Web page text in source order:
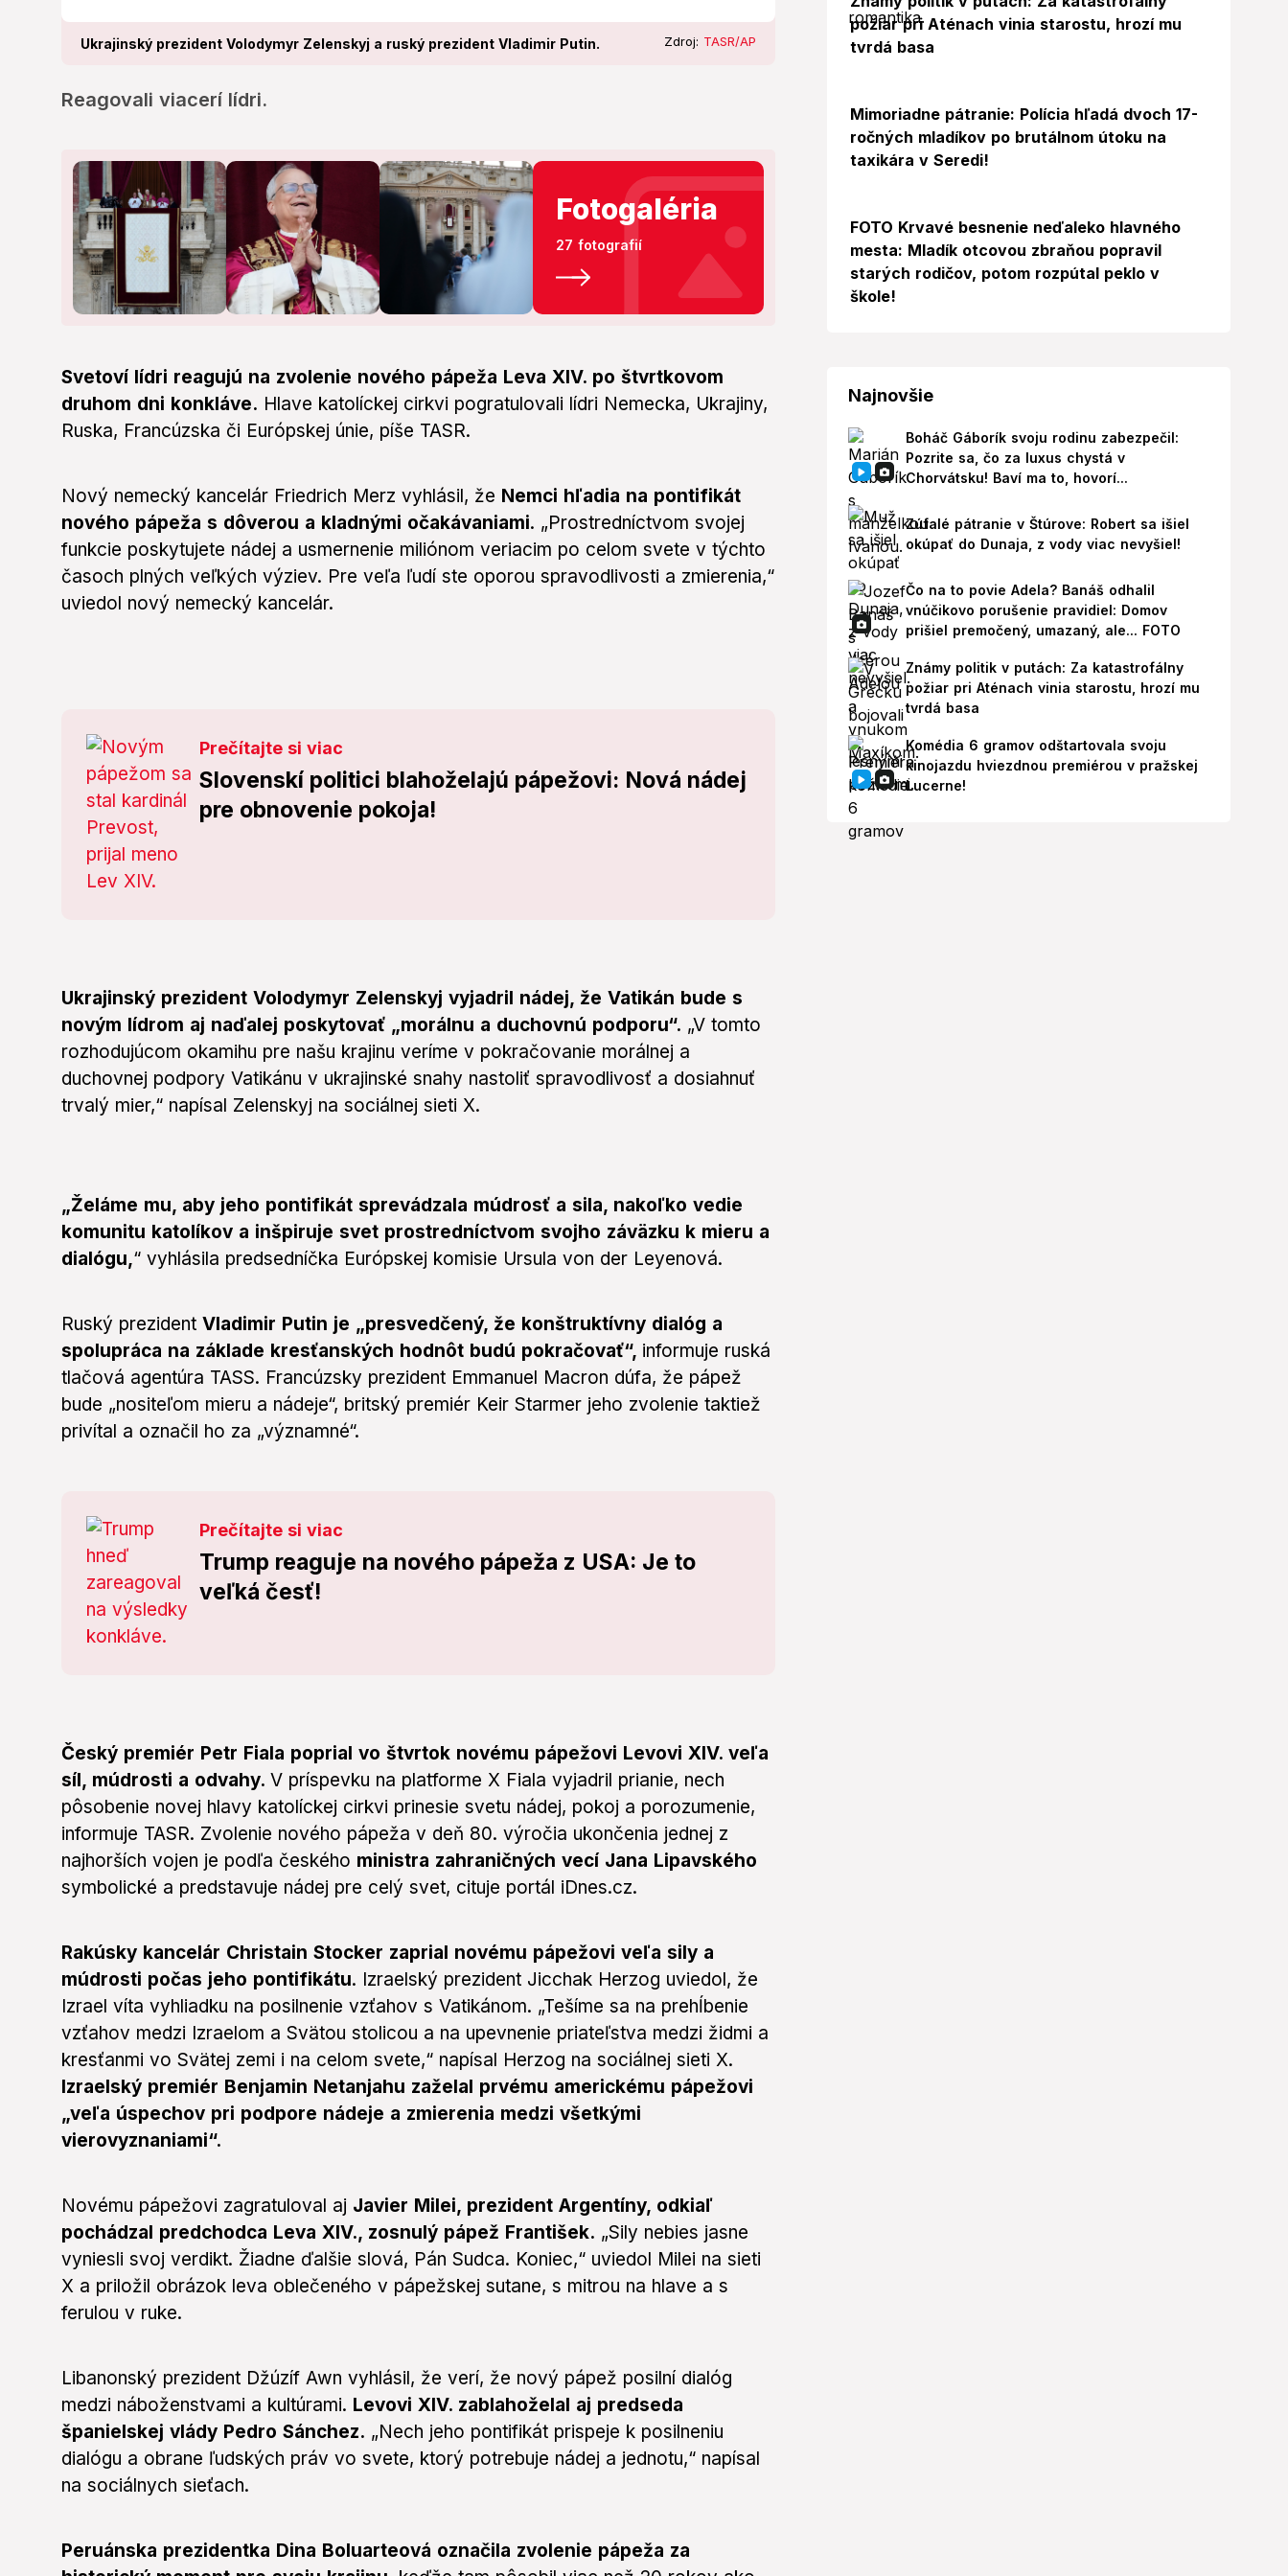
Ukrajinský prezident Volodymyr Zelenskyj a ruský prezident Vladimir Putin. Zdroj: TASR/AP
Reagovali viacerí lídri.
Fotogaléria
27 fotografií
Svetoví lídri reagujú na zvolenie nového pápeža Leva XIV. po štvrtkovom
druhom dni konkláve. Hlave katolíckej cirkvi pogratulovali lídri Nemecka, Ukrajiny,
Ruska, Francúzska či Európskej únie, píše TASR.
Nový nemecký kancelár Friedrich Merz vyhlásil, že Nemci hľadia na pontifikát
nového pápeža s dôverou a kladnými očakávaniami. „Prostredníctvom svojej
funkcie poskytujete nádej a usmernenie miliónom veriacim po celom svete v týchto
časoch plných veľkých výziev. Pre veľa ľudí ste oporou spravodlivosti a zmierenia,“
uviedol nový nemecký kancelár.
Prečítajte si viac
Slovenskí politici blahoželajú pápežovi: Nová nádej
pre obnovenie pokoja!
Ukrajinský prezident Volodymyr Zelenskyj vyjadril nádej, že Vatikán bude s
novým lídrom aj naďalej poskytovať „morálnu a duchovnú podporu“. „V tomto
rozhodujúcom okamihu pre našu krajinu veríme v pokračovanie morálnej a
duchovnej podpory Vatikánu v ukrajinské snahy nastoliť spravodlivosť a dosiahnuť
trvalý mier,“ napísal Zelenskyj na sociálnej sieti X.
„Želáme mu, aby jeho pontifikát sprevádzala múdrosť a sila, nakoľko vedie
komunitu katolíkov a inšpiruje svet prostredníctvom svojho záväzku k mieru a
dialógu,“ vyhlásila predsedníčka Európskej komisie Ursula von der Leyenová.
Ruský prezident Vladimir Putin je „presvedčený, že konštruktívny dialóg a
spolupráca na základe kresťanských hodnôt budú pokračovať“, informuje ruská
tlačová agentúra TASS. Francúzsky prezident Emmanuel Macron dúfa, že pápež
bude „nositeľom mieru a nádeje“, britský premiér Keir Starmer jeho zvolenie taktiež
privítal a označil ho za „významné“.
Prečítajte si viac
Trump reaguje na nového pápeža z USA: Je to
veľká česť!
Český premiér Petr Fiala poprial vo štvrtok novému pápežovi Levovi XIV. veľa
síl, múdrosti a odvahy. V príspevku na platforme X Fiala vyjadril prianie, nech
pôsobenie novej hlavy katolíckej cirkvi prinesie svetu nádej, pokoj a porozumenie,
informuje TASR. Zvolenie nového pápeža v deň 80. výročia ukončenia jednej z
najhorších vojen je podľa českého ministra zahraničných vecí Jana Lipavského
symbolické a predstavuje nádej pre celý svet, cituje portál iDnes.cz.
Rakúsky kancelár Christain Stocker zaprial novému pápežovi veľa sily a
múdrosti počas jeho pontifikátu. Izraelský prezident Jicchak Herzog uviedol, že
Izrael víta vyhliadku na posilnenie vzťahov s Vatikánom. „Tešíme sa na prehĺbenie
vzťahov medzi Izraelom a Svätou stolicou a na upevnenie priateľstva medzi židmi a
kresťanmi vo Svätej zemi i na celom svete,“ napísal Herzog na sociálnej sieti X.
Izraelský premiér Benjamin Netanjahu zaželal prvému americkému pápežovi
„veľa úspechov pri podpore nádeje a zmierenia medzi všetkými
vierovyznaniami“.
Novému pápežovi zagratuloval aj Javier Milei, prezident Argentíny, odkiaľ
pochádzal predchodca Leva XIV., zosnulý pápež František. „Sily nebies jasne
vyniesli svoj verdikt. Žiadne ďalšie slová, Pán Sudca. Koniec,“ uviedol Milei na sieti
X a priložil obrázok leva oblečeného v pápežskej sutane, s mitrou na hlave a s
ferulou v ruke.
Libanonský prezident Džúzíf Awn vyhlásil, že verí, že nový pápež posilní dialóg
medzi náboženstvami a kultúrami. Levovi XIV. zablahoželal aj predseda
španielskej vlády Pedro Sánchez. „Nech jeho pontifikát prispeje k posilneniu
dialógu a obrane ľudských práv vo svete, ktorý potrebuje nádej a jednotu,“ napísal
na sociálnych sieťach.
Peruánska prezidentka Dina Boluarteová označila zvolenie pápeža za
požiar pri Aténach vinia starostu, hrozí mu
tvrdá basa
Mimoriadne pátranie: Polícia hľadá dvoch 17-
ročných mladíkov po brutálnom útoku na
taxikára v Seredi!
Foto
FOTO Krvavé besnenie neďaleko hlavného
mesta: Mladík otcovou zbraňou popravil
starých rodičov, potom rozpútal peklo v
škole!
Najnovšie
Boháč Gáborík svoju rodinu zabezpečil:
Pozrite sa, čo za luxus chystá v
Chorvátsku! Baví ma to, hovorí...
Zúfalé pátranie v Štúrove: Robert sa išiel
okúpať do Dunaja, z vody viac nevyšiel!
Čo na to povie Adela? Banáš odhalil
vnúčikovo porušenie pravidiel: Domov
prišiel premočený, umazaný, ale... FOTO
Známy politik v putách: Za katastrofálny
požiar pri Aténach vinia starostu, hrozí mu
tvrdá basa
Komédia 6 gramov odštartovala svoju
kinojazdu hviezdnou premiérou v pražskej
Lucerne!